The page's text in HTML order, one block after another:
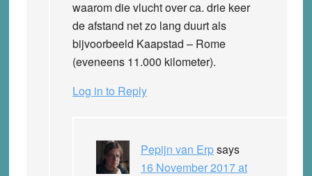
waarom die vlucht over ca. drie keer
de afstand net zo lang duurt als
bijvoorbeeld Kaapstad – Rome
(eveneens 11.000 kilometer).
Log in to Reply
Pepijn van Erpsays
16 November 2017 at